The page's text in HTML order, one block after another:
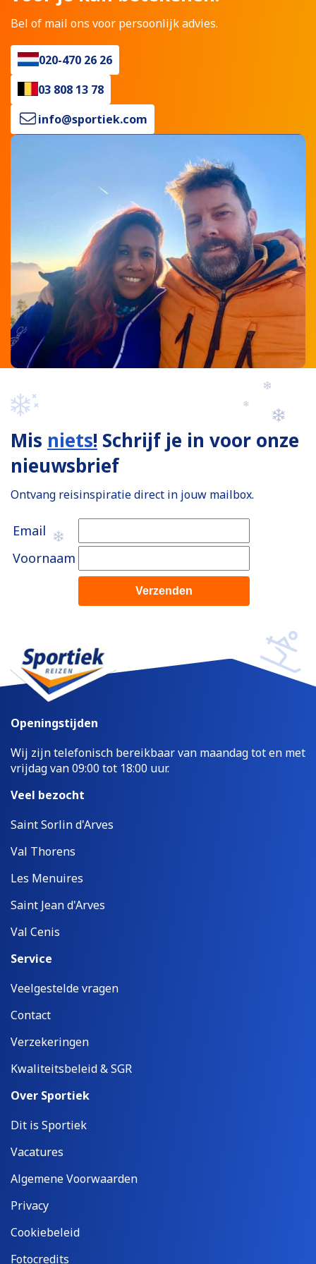
Bel of mail ons voor persoonlijk advies.
020-470 26 26
03 808 13 78
info@sportiek.com
Mis niets! Schrijf je in voor onze
nieuwsbrief
Ontvang reisinspiratie direct in jouw mailbox.
Email
Voornaam
Openingstijden
Wij zijn telefonisch bereikbaar van maandag tot en met
vrijdag van 09:00 tot 18:00 uur.
Veel bezocht
Saint Sorlin d'Arves
Val Thorens
Les Menuires
Saint Jean d'Arves
Val Cenis
Service
Veelgestelde vragen
Contact
Verzekeringen
Kwaliteitsbeleid & SGR
Over Sportiek
Dit is Sportiek
Vacatures
Algemene Voorwaarden
Privacy
Cookiebeleid
Fotocredits